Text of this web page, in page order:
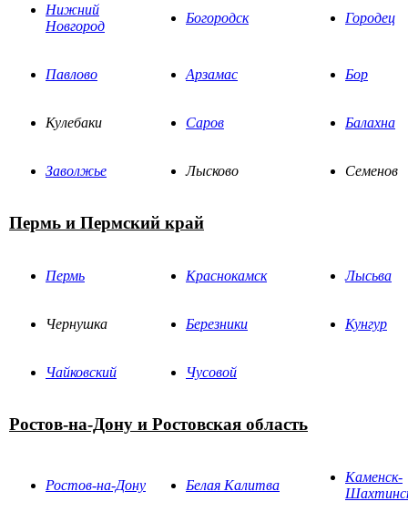
Нижний
Новгород
Богородск Городец
Павлово Арзамас Бор
Кулебаки Саров Балахна
Заволжье Лысково Семенов
Пермь и Пермский край
Пермь Краснокамск Лысьва
Чернушка Березники Кунгур
Чайковский Чусовой
Ростов-на-Дону и Ростовская область
Ростов-на-Дону Белая Калитва
Каменск-